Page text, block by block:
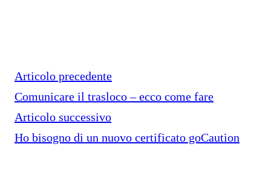
Articolo precedente
Comunicare il trasloco – ecco come fare
Articolo successivo
Ho bisogno di un nuovo certificato goCaution